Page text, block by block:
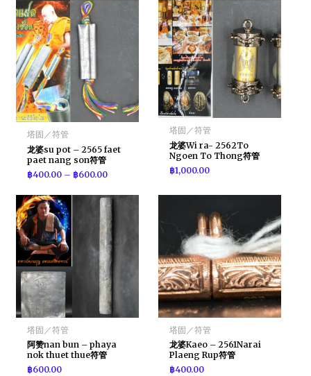
塔固／符管
龙婆su pot – 2565 faet
paet nang son符管
฿400.00 – ฿600.00
塔固／符管
龙婆Wi ra- 2562To
Ngoen To Thong符管
฿1,000.00
塔固／符管
阿赞nan bun – phaya
nok thuet thue符管
฿600.00
塔固／符管
龙婆Kaeo – 2561Narai
Plaeng Rup符管
฿400.00